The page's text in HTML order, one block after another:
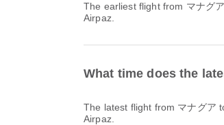
The earliest flight from マナグア to パナマシティ with コパ航空 / Copa Airlines departs at 03:14. You can find this schedule and compare other available flight options on
Airpaz.
What time does the
The latest flight from マナグア to パナマシティ with コパ航空 / Copa Airlines departs at 15:49. You can find this schedule and compare other available flight options on
Airpaz.